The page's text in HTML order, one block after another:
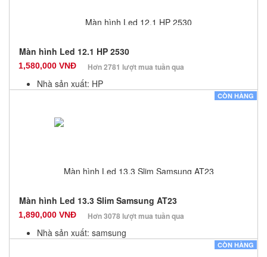
Màn hình Led 12.1 HP 2530
1,580,000 VNĐ Hơn 2781 lượt mua tuần qua
Nhà sản xuất: HP
Số lượng: 20
CÒN HÀNG
Màn hình Led 13.3 Slim Samsung AT23
1,890,000 VNĐ Hơn 3078 lượt mua tuần qua
Nhà sản xuất: samsung
CÒN HÀNG